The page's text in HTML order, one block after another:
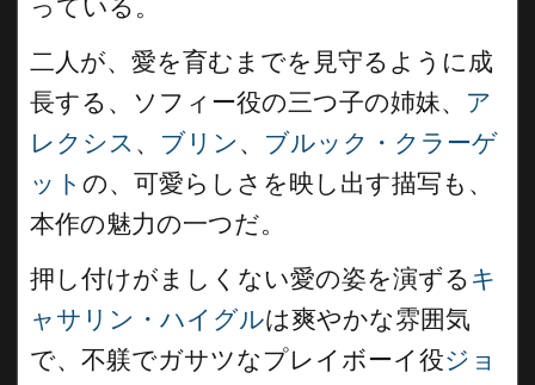
っている。
二人が、愛を育むまでを見守るように成
長する、ソフィー役の三つ子の姉妹、 ア
レクシス 、 ブリン 、 ブルック・クラーゲ
ット の、可愛らしさを映し出す描写も、
本作の魅力の一つだ。
押し付けがましくない愛の姿を演ずる キ
ャサリン・ハイグルは爽やかな雰囲気
で、不躾でガサツなプレイボーイ役ジョ